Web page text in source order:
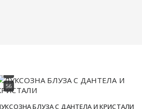
56
БЛУЗА С ДАНТЕЛА И КРИСТАЛИ